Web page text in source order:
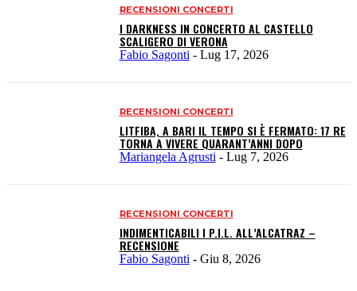
RECENSIONI CONCERTI
I DARKNESS IN CONCERTO AL CASTELLO
SCALIGERO DI VERONA
Fabio Sagonti - Lug 17, 2026
RECENSIONI CONCERTI
LITFIBA, A BARI IL TEMPO SI È FERMATO: 17 RE
TORNA A VIVERE QUARANT’ANNI DOPO
Mariangela Agrusti - Lug 7, 2026
RECENSIONI CONCERTI
INDIMENTICABILI I P.I.L. ALL’ALCATRAZ –
RECENSIONE
Fabio Sagonti - Giu 8, 2026